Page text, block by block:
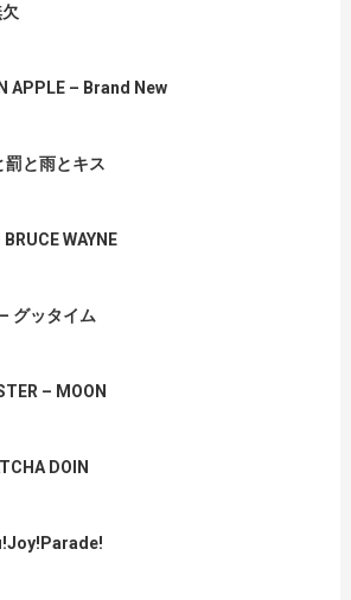
APPLE – Brand New
罰と雨とキス
WAYNE
グッタイム
– MOON
DOIN